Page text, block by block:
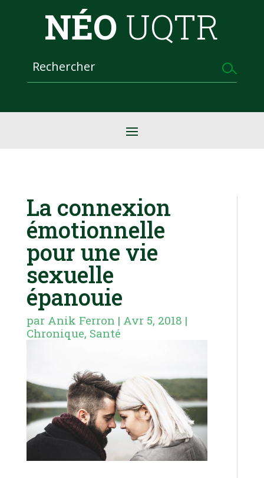
NÉO UQTR
La connexion
émotionnelle
pour une vie
sexuelle
épanouie
par Anik Ferron | Avr 5, 2018 |
Chronique, Santé